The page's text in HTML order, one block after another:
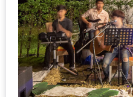
กิจกรรม
ชิง
รางวัล
กับ
สมาชิก
ENEWS